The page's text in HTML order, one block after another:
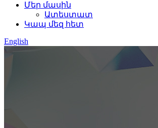
Մեր մասին
Ատեստատ
Կապ մեզ հետ
English